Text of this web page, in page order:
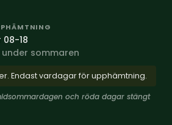
18
sommaren
Endast vardagar för upphämtning.
och röda dagar stängt